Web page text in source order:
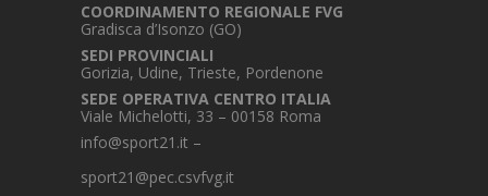
COORDINAMENTO REGIONALE FVG
Gradisca d’Isonzo (GO)
SEDI PROVINCIALI
Gorizia, Udine, Trieste, Pordenone
SEDE OPERATIVA CENTRO ITALIA
Viale Michelotti, 33 – 00158 Roma
info@sport21.it –
sport21@pec.csvfvg.it